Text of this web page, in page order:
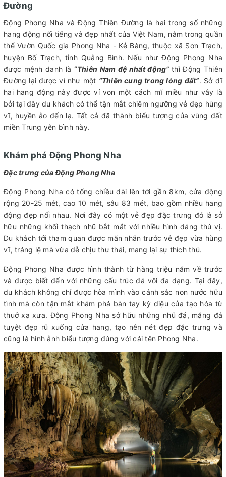
Đường
Động Phong Nha và Động Thiên Đường là hai trong số những
hang động nổi tiếng và đẹp nhất của Việt Nam, nằm trong quần
thể Vườn Quốc gia Phong Nha - Kẻ Bàng, thuộc xã Sơn Trạch,
huyện Bố Trạch, tỉnh Quảng Bình. Nếu như Động Phong Nha
được mệnh danh là “Thiên Nam đệ nhất động” thì Động Thiên
Đường lại được ví như một “Thiên cung trong lòng đất”. Sở dĩ
hai hang động này được ví von một cách mĩ miều như vây là
bởi tại đây du khách có thể tận mắt chiêm ngưỡng vẻ đẹp hùng
vĩ, huyền ảo đến lạ. Tất cả đã thành biểu tượng của vùng đất
miền Trung yên bình này.
Khám phá Động Phong Nha
Đặc trưng của Động Phong Nha
Động Phong Nha có tổng chiều dài lên tới gần 8km, cửa động
rộng 20-25 mét, cao 10 mét, sâu 83 mét, bao gồm nhiều hang
động đẹp nối nhau. Nơi đây có một vẻ đẹp đặc trưng đó là sở
hữu những khối thạch nhũ bắt mắt với nhiều hình dáng thú vị.
Du khách tới tham quan được mãn nhãn trước vẻ đẹp vừa hùng
vĩ, tráng lệ mà vừa dễ chịu thư thái, mang lại sự thích thú.
Động Phong Nha được hình thành từ hàng triệu năm về trước
và được biết đến với những cấu trúc đá vôi đa dạng. Tại đây,
du khách không chỉ được hòa mình vào cảnh sắc non nước hữu
tình mà còn tận mắt khám phá bàn tay kỳ diệu của tạo hóa từ
thuở xa xưa. Động Phong Nha sở hữu những nhũ đá, măng đá
tuyệt đẹp rũ xuống cửa hang, tạo nên nét đẹp đặc trưng và
cũng là hình ảnh biểu tượng đúng với cái tên Phong Nha.